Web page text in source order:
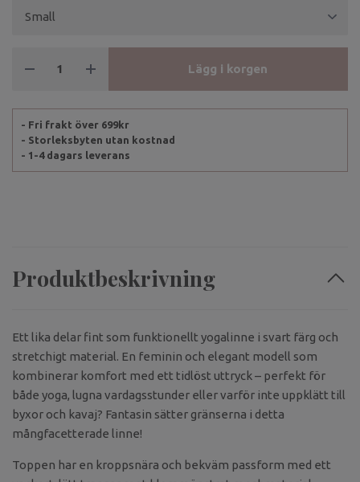
Lägg i korgen
- Fri frakt över 699kr
- Storleksbyten utan kostnad
- 1-4 dagars leverans
Produktbeskrivning
Ett lika delar fint som funktionellt yogalinne i svart färg och
stretchigt material. En feminin och elegant modell som
kombinerar komfort med ett tidlöst uttryck – perfekt för
både yoga, lugna vardagsstunder eller varför inte uppklätt till
byxor och kavaj? Fantasin sätter gränserna i detta
mångfacetterade linne!
Toppen har en kroppsnära och bekväm passform med ett